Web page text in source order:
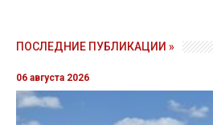
ПОСЛЕДНИЕ ПУБЛИКАЦИИ »
06 августа 2026